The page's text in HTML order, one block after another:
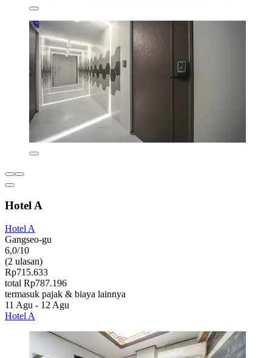
Hotel A
Hotel A
Gangseo-gu
6,0/10
(2 ulasan)
Rp715.633
total Rp787.196
termasuk pajak & biaya lainnya
11 Agu - 12 Agu
Hotel A